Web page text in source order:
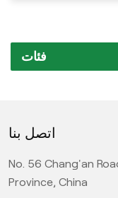
فئات
اتصل بنا
No. 56 Chang'an
Province, China